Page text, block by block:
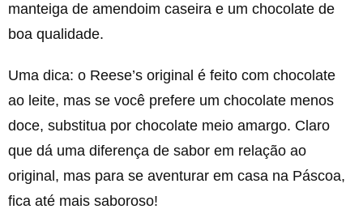
manteiga de amendoim caseira e um chocolate de
boa qualidade.
Uma dica: o Reese’s original é feito com chocolate
ao leite, mas se você prefere um chocolate menos
doce, substitua por chocolate meio amargo. Claro
que dá uma diferença de sabor em relação ao
original, mas para se aventurar em casa na Páscoa,
fica até mais saboroso!